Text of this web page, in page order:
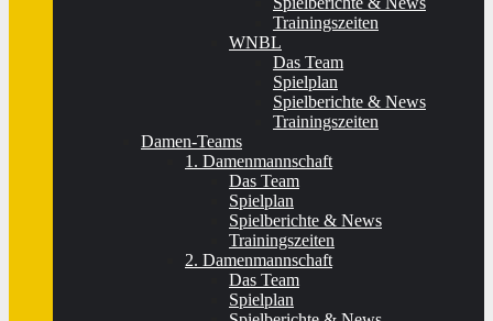
Trainingszeiten
WNBL
Das Team
Spielplan
Spielberichte & News
Trainingszeiten
Damen-Teams
1. Damenmannschaft
Das Team
Spielplan
Spielberichte & News
Trainingszeiten
2. Damenmannschaft
Das Team
Spielplan